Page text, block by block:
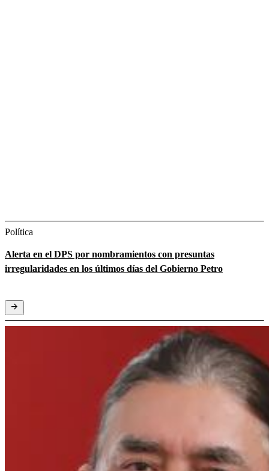
Política
Alerta en el DPS por nombramientos con presuntas
irregularidades en los últimos días del Gobierno Petro